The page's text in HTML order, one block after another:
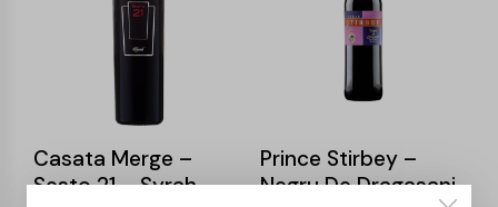
Casata Merge –
Sesto 21 – Syrah –
Prince Stirbey –
Negru De Dragasani